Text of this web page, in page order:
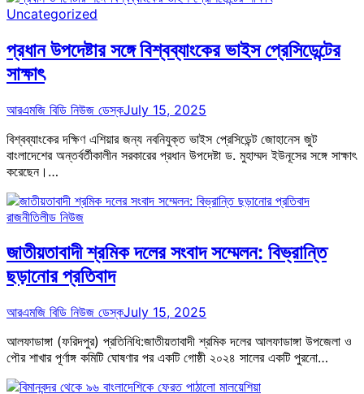
Uncategorized
প্রধান উপদেষ্টার সঙ্গে বিশ্বব্যাংকের ভাইস প্রেসিডেন্টের
সাক্ষাৎ
আরএমজি বিডি নিউজ ডেস্কJuly 15, 2025
বিশ্বব্যাংকের দক্ষিণ এশিয়ার জন্য নবনিযুক্ত ভাইস প্রেসিডেন্ট জোহানেস জুট
বাংলাদেশের অন্তর্বর্তীকালীন সরকারের প্রধান উপদেষ্টা ড. মুহাম্মদ ইউনূসের সঙ্গে সাক্ষাৎ
করেছেন।…
রাজনীতিলীড নিউজ
জাতীয়তাবাদী শ্রমিক দলের সংবাদ সম্মেলন: বিভ্রান্তি
ছড়ানোর প্রতিবাদ
আরএমজি বিডি নিউজ ডেস্কJuly 15, 2025
আলফাডাঙ্গা (ফরিদপুর) প্রতিনিধি:জাতীয়তাবাদী শ্রমিক দলের আলফাডাঙ্গা উপজেলা ও
পৌর শাখার পূর্ণাঙ্গ কমিটি ঘোষণার পর একটি গোষ্ঠী ২০২৪ সালের একটি পুরনো…